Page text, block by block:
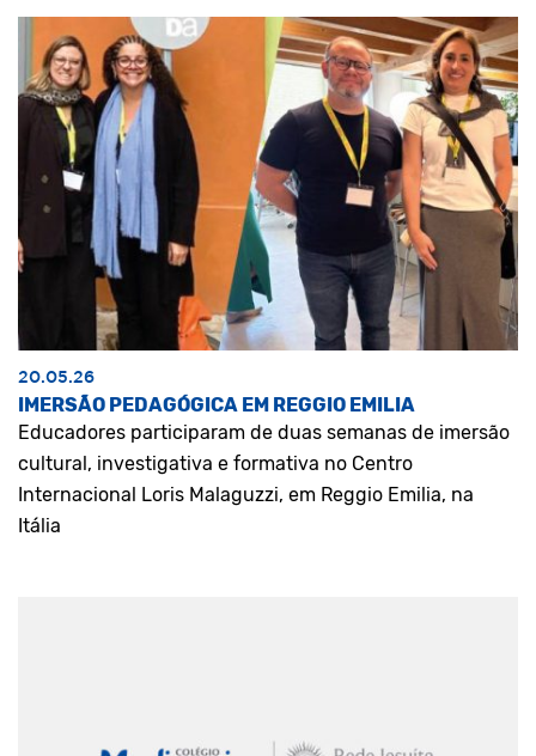
20.05.26
IMERSÃO PEDAGÓGICA EM REGGIO EMILIA
Educadores participaram de duas semanas de imersão
cultural, investigativa e formativa no Centro
Internacional Loris Malaguzzi, em Reggio Emilia, na
Itália